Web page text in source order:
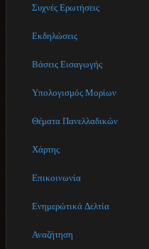
Συχνές Ερωτήσεις
Εκδηλώσεις
Βάσεις Εισαγωγής
Υπολογισμός Μορίων
Θέματα Πανελλαδικών
Χάρτης
Επικοινωνία
Ενημερώτικά Δελτία
Αναζήτηση